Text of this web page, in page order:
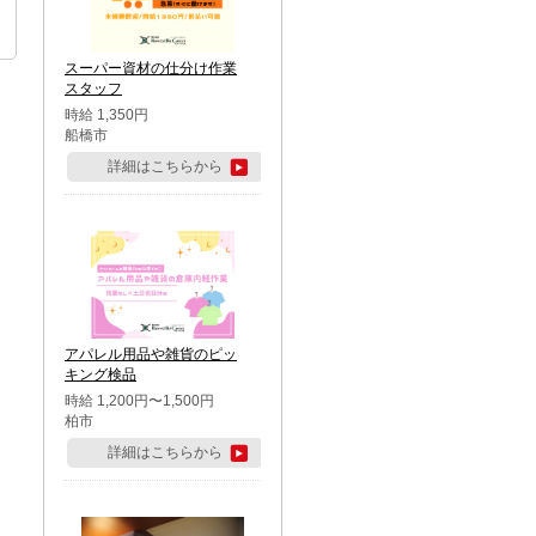
スーパー資材の仕分け作業
スタッフ
時給 1,350円
船橋市
詳細はこちらから
アパレル用品や雑貨のピッ
キング検品
時給 1,200円〜1,500円
柏市
詳細はこちらから